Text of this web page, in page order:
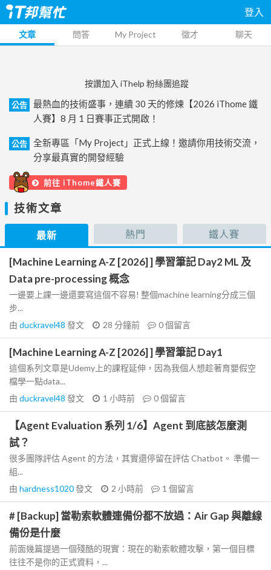
登入
文章 問答 My Project 徵才 聊天
按讚加入 iThelp 粉絲團追蹤
公告
最熱血的技術盛事，連續 30 天的修煉【2026 iThome 鐵
人賽】8 月 1 日賽事正式開啟！
公告
全新專區「My Project」正式上線！邀請你用技術交流，
分享最真實的開發經驗
前往 iThome鐵人賽
技術文章
最新 熱門 鐵人賽
[Machine Learning A-Z [2026] ] 學習筆記 Day2 ML 及
Data pre-processing 概念
一邊要上課一邊還要寫這個不容易! 整個machine learning分成三個
步...
由 duckravel48 發文 28 分鐘前 0個留言
[Machine Learning A-Z [2026] ] 學習筆記 Day1
這個系列文章是Udemy上的課程延伸，因為我個人想趁著育嬰假空
檔學一點data...
由 duckravel48 發文 1 小時前 0個留言
【Agent Evaluation 系列 1/6】Agent 到底該怎麼測
試？
很多團隊評估 Agent 的方法，其實還停留在評估 Chatbot。 準備一
組...
由 hardness1020發文 2 小時前 1 個留言
# [Backup] 當勒索軟體連備份都不放過：Air Gap 與離線
備份是什麼
前面幾篇提過一個殘酷的現實：現在的勒索軟體攻擊，第一個目標
往往不是你的正式資料，...